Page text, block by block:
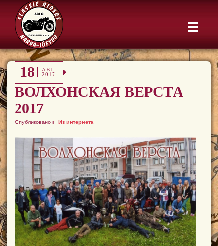
18
АВГ
2017
ВОЛХОНСКАЯ ВЕРСТА
2017
Опубликовано в Из интернета